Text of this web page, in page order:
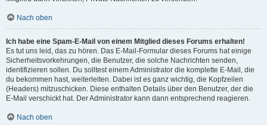
Nach oben
Ich habe eine Spam-E-Mail von einem Mitglied dieses Forums erhalten!
Es tut uns leid, das zu hören. Das E-Mail-Formular dieses Forums hat einige
Sicherheitsvorkehrungen, die Benutzer, die solche Nachrichten senden,
identifizieren sollen. Du solltest einem Administrator die komplette E-Mail, die
du bekommen hast, weiterleiten. Dabei ist es ganz wichtig, die Kopfzeilen
(Headers) mitzuschicken. Diese enthalten Details über den Benutzer, der die
E-Mail verschickt hat. Der Administrator kann dann entsprechend reagieren.
Nach oben